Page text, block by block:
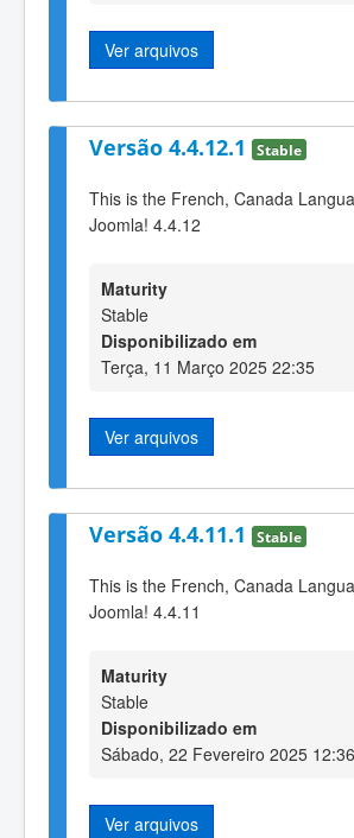
Ver arquivos
Versão 4.4.12.1 Stable
This is the French, Canada
Joomla! 4.4.12
Maturity
Stable
Disponibilizado em
Terça, 11 Março 2025 22:35
Ver arquivos
Versão 4.4.11.1 Stable
This is the French, Canada
Joomla! 4.4.11
Maturity
Stable
Disponibilizado em
Sábado, 22 Fevereiro 2025 12:36
Ver arquivos